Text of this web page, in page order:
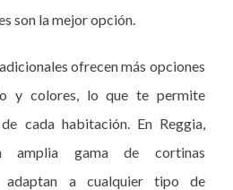
son la mejor opción.
ofrecen más opciones
y colores, lo que te permite
cada habitación. En Reggia,
amplia gama de cortinas
adaptan a cualquier tipo de